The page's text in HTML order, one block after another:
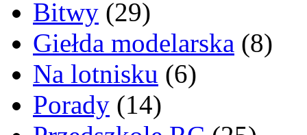
Bitwy (29)
Giełda modelarska (8)
Na lotnisku (6)
Porady (14)